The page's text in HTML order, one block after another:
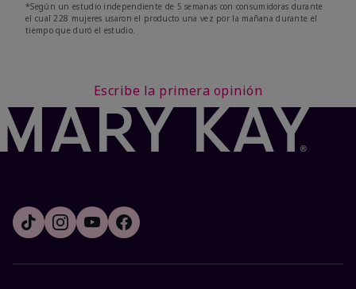
*Según un estudio independiente de 5 semanas con consumidoras durante
el cual 228 mujeres usaron el producto una vez por la mañana durante el
tiempo que duró el estudio.
Escribe la primera opinión